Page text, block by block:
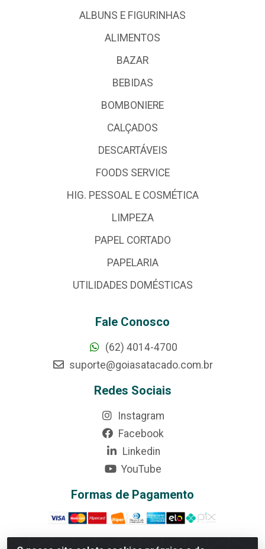
ALBUNS E FIGURINHAS
ALIMENTOS
BAZAR
BEBIDAS
BOMBONIERE
CALÇADOS
DESCARTÁVEIS
FOODS SERVICE
HIG. PESSOAL E COSMÉTICA
LIMPEZA
PAPEL CORTADO
PAPELARIA
UTILIDADES DOMÉSTICAS
Fale Conosco
(62) 4014-4700
suporte@goiasatacado.com.br
Redes Sociais
Instagram
Facebook
Linkedin
YouTube
Formas de Pagamento